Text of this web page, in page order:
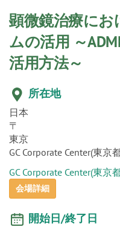
顕微鏡治療にお
ムの活用 ～
活用方法～
所在地
日本
〒
東京
GC Corporate Center(東京
GC Corporate Center(東京
会場詳細
開始日/終了日